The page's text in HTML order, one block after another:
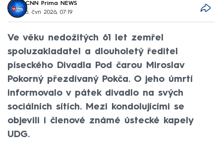
CNN Prima NEWS
6. čvn 2026, 07:19
Ve věku nedožitých 61 let zemřel
spoluzakladatel a dlouholetý ředitel
píseckého Divadla Pod čarou Miroslav
Pokorný přezdívaný Pokča. O jeho úmrtí
informovalo v pátek divadlo na svých
sociálních sítích. Mezi kondolujícími se
objevili i členové známé ústecké kapely
UDG.